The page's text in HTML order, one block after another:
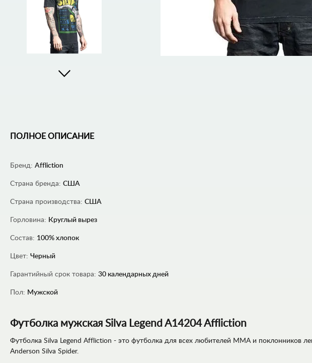
ПОЛНОЕ ОПИСАНИЕ
Бренд: Affliction
Страна бренда: США
Страна производства: США
Горловина: Круглый вырез
Состав: 100% хлопок
Цвет: Черный
Гарантийный срок товара: 30 календарных дней
Пол: Мужской
Футболка мужская Silva Legend A14204 Affliction
Футболка Silva Legend Affliction - это футболка для всех любителей ММА и поклонников
Anderson Silva Spider.